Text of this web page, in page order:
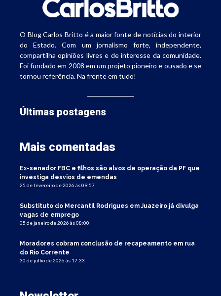
O Blog Carlos Britto é a maior fonte de notícias do interior
do Estado. Com um jornalismo forte, independente,
compartilha opiniões livres e de interesse da comunidade.
Foi fundado em 2008 em um projeto pioneiro e ousado e se
tornou referência. Na frente em tudo!
Últimas postagens
Mais comentadas
Ex-senador FBC e filhos são alvos de operação da PF que
investiga desvios de emendas
25 de fevereiro de 2026 às 09:57
Substituto do Mercantil Rodrigues em Juazeiro já divulga
vagas de emprego
05 de janeiro de 2026 às 08:00
Moradores cobram conclusão de recapeamento em rua
do Rio Corrente
30 de julho de 2026 às 17:33